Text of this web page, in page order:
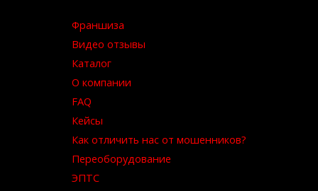
Франшиза
Видео отзывы
Каталог
О компании
FAQ
Кейсы
Как отличить нас от мошенников?
Переоборудование
ЭПТС